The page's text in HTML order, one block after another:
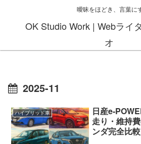
曖昧をほどき、言葉に
OK Studio Work | Webライ
オ
2025-11
ハイブリッド車
日産e-
走り・維持
ンダ完全比較